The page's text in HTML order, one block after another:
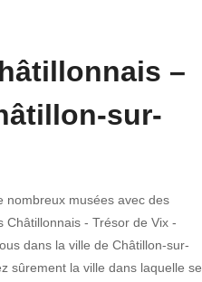
–
sur-
nombreux musées avec des
- Trésor de Vix -
dans la ville de Châtillon-sur-
sûrement la ville dans laquelle se